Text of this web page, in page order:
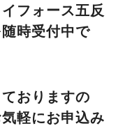
フォース五反
時受付中で
おりますの
軽にお申込み